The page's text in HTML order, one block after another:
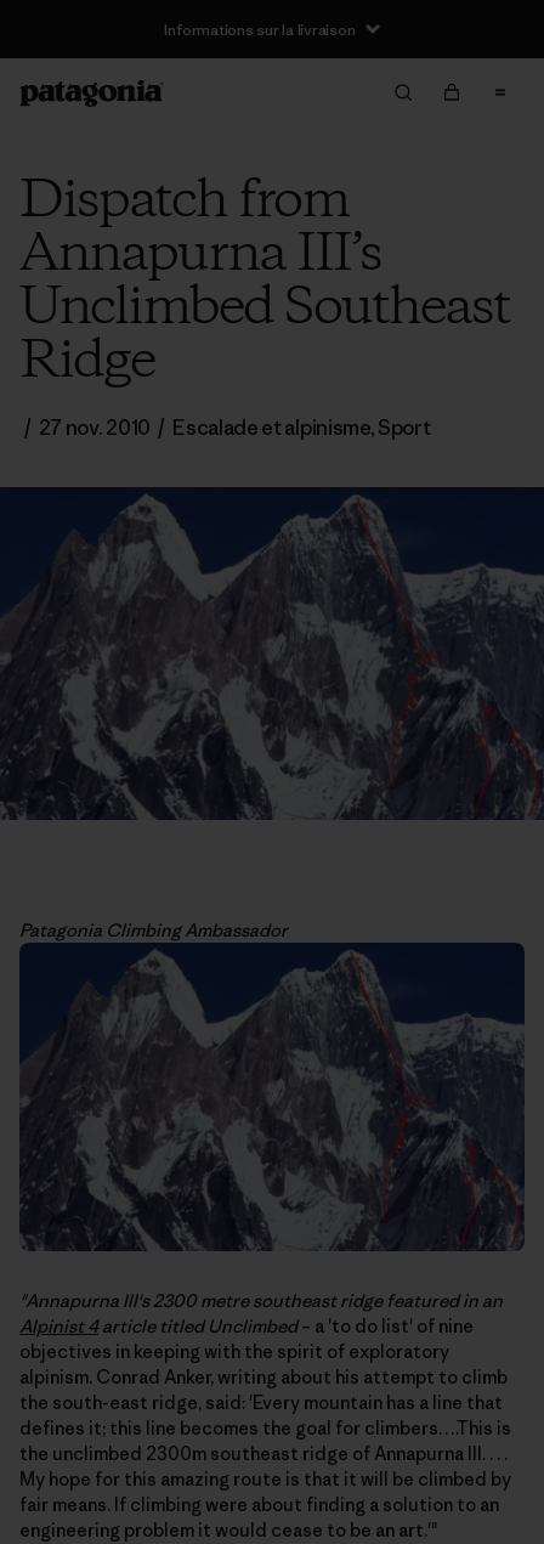
Informations sur la livraison
Dispatch from
Annapurna III’s
Unclimbed Southeast
Ridge
/ 27 nov. 2010 / Escalade et alpinisme,Sport
Patagonia Climbing Ambassador
"Annapurna III's 2300 metre southeast ridge featured in an
Alpinist 4article titled Unclimbed– a 'to do list' of nine
objectives in keeping with the spirit of exploratory
alpinism. Conrad Anker, writing about his attempt to climb
the south-east ridge, said: 'Every mountain has a line that
defines it; this line becomes the goal for climbers….This is
the unclimbed 2300m southeast ridge of Annapurna III. . . .
My hope for this amazing route is that it will be climbed by
fair means. If climbing were about finding a solution to an
engineering problem it would cease to be an art.'"